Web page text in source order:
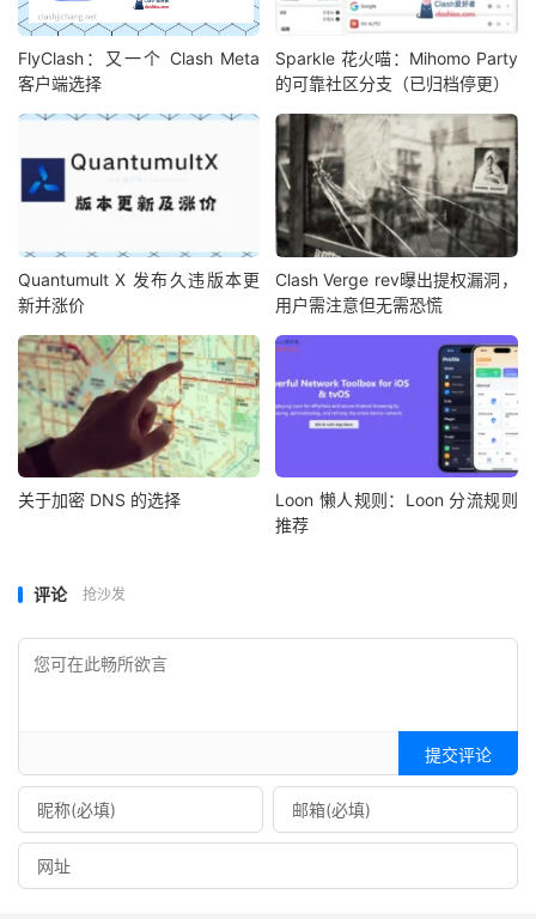
FlyClash：又一个 Clash Meta
客户端选择
Sparkle 花火喵：Mihomo Party
的可靠社区分支（已归档停更）
Quantumult X 发布久违版本更
新并涨价
Clash Verge rev曝出提权漏洞，
用户需注意但无需恐慌
关于加密 DNS 的选择
Loon 懒人规则：Loon 分流规则
推荐
评论 抢沙发
提交评论